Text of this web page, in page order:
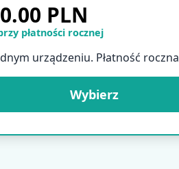
PLN
płatności rocznej
urządzeniu. Płatność roczna
Wybierz